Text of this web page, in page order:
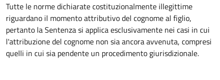
Tutte le norme dichiarate costituzionalmente illegittime
riguardano il momento attributivo del cognome al figlio,
pertanto la Sentenza si applica esclusivamente nei casi in cui
l'attribuzione del cognome non sia ancora avvenuta, compresi
quelli in cui sia pendente un procedimento giurisdizionale.